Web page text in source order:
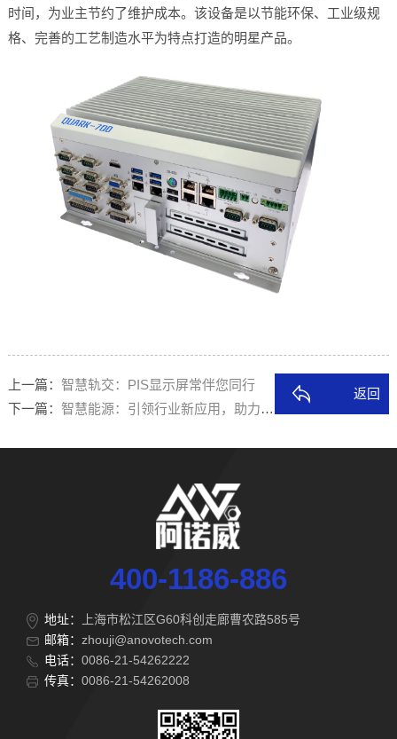
时间，为业主节约了维护成本。该设备是以节能环保、工业级规
格、完善的工艺制造水平为特点打造的明星产品。
上一篇： 智慧轨交：PIS显示屏常伴您同行
下一篇： 智慧能源：引领行业新应用，助力实现碳中和
返回
400-1186-886
地址：
上海市松江区G60科创走廊曹农路585号
邮箱：zhouji@anovotech.com
电话：0086-21-54262222
传真：0086-21-54262008